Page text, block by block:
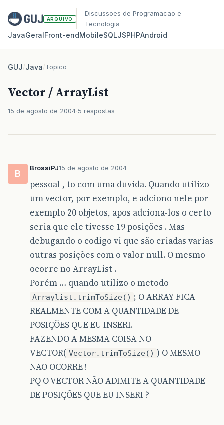
ARQUIVO
Discussoes de Programacao e
Tecnologia
JavaGeralFront‑endMobileSQLJSPHPAndroid
GUJ/Java/Topico
Vector / ArrayList
15 de agosto de 2004 5 respostas
B
BrossiPJ15 de agosto de 2004
pessoal , to com uma duvida. Quando utilizo
um vector, por exemplo, e adciono nele por
exemplo 20 objetos, apos adciona-los o certo
seria que ele tivesse 19 posições . Mas
debugando o codigo vi que são criadas varias
outras posições com o valor null. O mesmo
ocorre no ArrayList .
Porém … quando utilizo o metodo
Arraylist.trimToSize() ; O ARRAY FICA
REALMENTE COM A QUANTIDADE DE
POSIÇÕES QUE EU INSERI.
FAZENDO A MESMA COISA NO
VECTOR( Vector.trimToSize() ) O MESMO
NAO OCORRE !
PQ O VECTOR NÃO ADIMITE A QUANTIDADE
DE POSIÇÕES QUE EU INSERI ?